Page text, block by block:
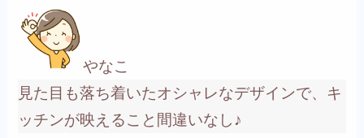
やなこ
見た目も落ち着いたオシャレなデザインで、キ
ッチンが映えること間違いなし♪